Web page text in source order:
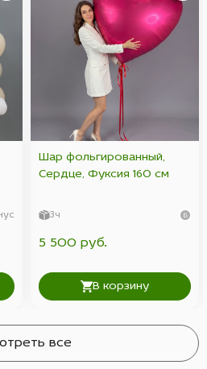
Шар фольгированный,
Сердце, Фуксия 160 см
3ч
5 500 руб.
В корзину
все